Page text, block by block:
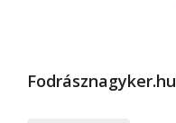
Fodrásznagyker.hu